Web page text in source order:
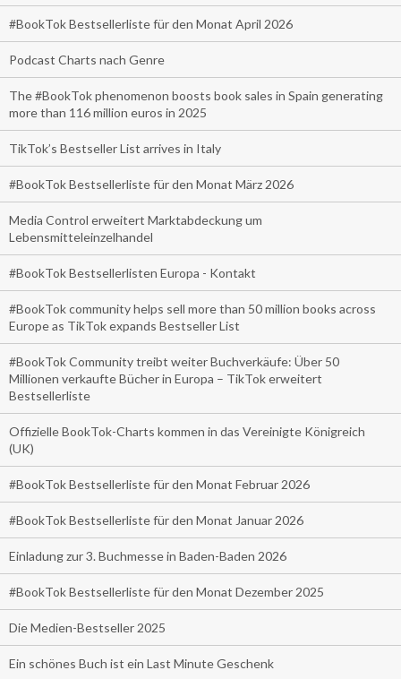
#BookTok Bestsellerliste für den Monat April 2026
Podcast Charts nach Genre
The #BookTok phenomenon boosts book sales in Spain generating
more than 116 million euros in 2025
TikTok’s Bestseller List arrives in Italy
#BookTok Bestsellerliste für den Monat März 2026
Media Control erweitert Marktabdeckung um
Lebensmitteleinzelhandel
#BookTok Bestsellerlisten Europa - Kontakt
#BookTok community helps sell more than 50 million books across
Europe as TikTok expands Bestseller List
#BookTok Community treibt weiter Buchverkäufe: Über 50
Millionen verkaufte Bücher in Europa – TikTok erweitert
Bestsellerliste
Offizielle BookTok-Charts kommen in das Vereinigte Königreich
(UK)
#BookTok Bestsellerliste für den Monat Februar 2026
#BookTok Bestsellerliste für den Monat Januar 2026
Einladung zur 3. Buchmesse in Baden-Baden 2026
#BookTok Bestsellerliste für den Monat Dezember 2025
Die Medien-Bestseller 2025
Ein schönes Buch ist ein Last Minute Geschenk